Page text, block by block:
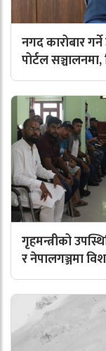
नगद कारोबार
पोर्टल
गृहमन्त्रीको
र नेपालगञ्जमा